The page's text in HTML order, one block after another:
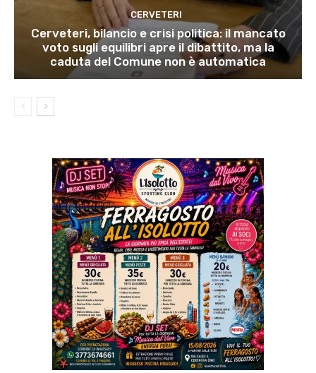
CERVETERI
Cerveteri, bilancio e crisi politica: il mancato
voto sugli equilibri apre il dibattito, ma la
caduta del Comune non è automatica